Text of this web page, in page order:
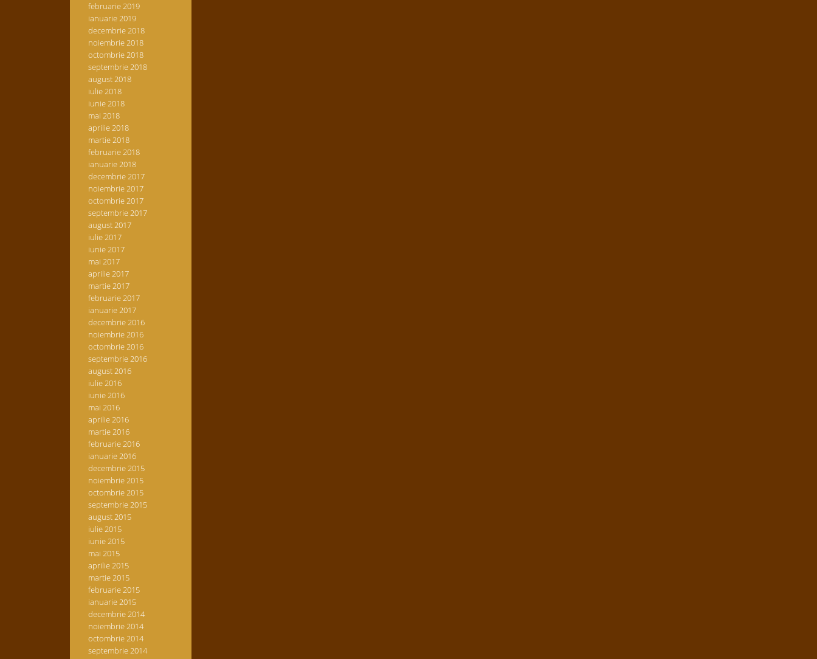
februarie 2019
ianuarie 2019
decembrie 2018
noiembrie 2018
octombrie 2018
septembrie 2018
august 2018
iulie 2018
iunie 2018
mai 2018
aprilie 2018
martie 2018
februarie 2018
ianuarie 2018
decembrie 2017
noiembrie 2017
octombrie 2017
septembrie 2017
august 2017
iulie 2017
iunie 2017
mai 2017
aprilie 2017
martie 2017
februarie 2017
ianuarie 2017
decembrie 2016
noiembrie 2016
octombrie 2016
septembrie 2016
august 2016
iulie 2016
iunie 2016
mai 2016
aprilie 2016
martie 2016
februarie 2016
ianuarie 2016
decembrie 2015
noiembrie 2015
octombrie 2015
septembrie 2015
august 2015
iulie 2015
iunie 2015
mai 2015
aprilie 2015
martie 2015
februarie 2015
ianuarie 2015
decembrie 2014
noiembrie 2014
octombrie 2014
septembrie 2014